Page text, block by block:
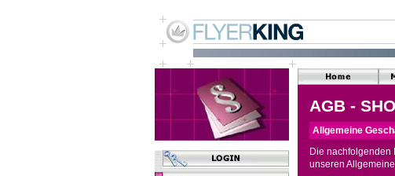
AGB -
Allgemeine
Die nachfolgenden
unseren